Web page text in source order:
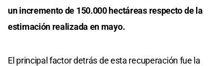
un incremento de 150.000 hectáreas respecto de la
estimación realizada en mayo.
El principal factor detrás de esta recuperación fue la